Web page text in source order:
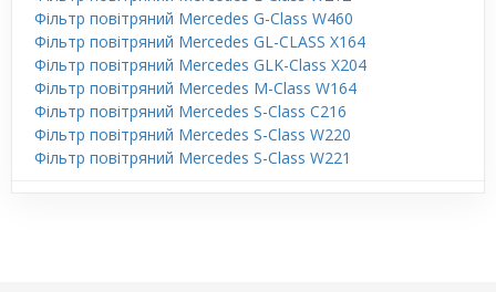
Фільтр повітряний Mercedes G-Class W460
Фільтр повітряний Mercedes GL-CLASS X164
Фільтр повітряний Mercedes GLK-Class X204
Фільтр повітряний Mercedes M-Class W164
Фільтр повітряний Mercedes S-Class C216
Фільтр повітряний Mercedes S-Class W220
Фільтр повітряний Mercedes S-Class W221